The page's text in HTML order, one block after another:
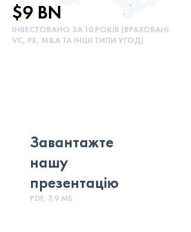
$9 BN
ІНВЕСТОВАНО ЗА 10 РОКІВ (ВРАХОВАНІ
VC, PE, M&A ТА ІНШІ ТИПИ УГОД)
Завантажте
нашу
презентацію
PDF, 7,9 МБ